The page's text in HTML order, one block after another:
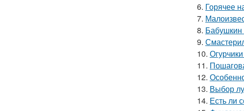
6. Горячее
7.
8. Бабушкин
9.
10.
11.
12.
13. Выбор
14. Есть ли